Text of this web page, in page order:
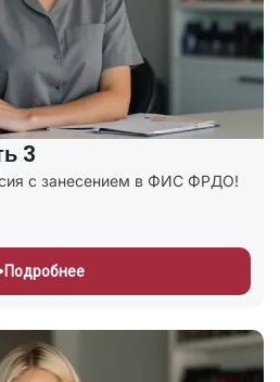
3
с занесением в ФИС ФРДО!
Подробнее